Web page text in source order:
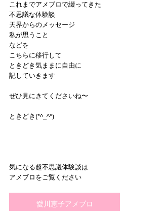
これまでアメブロで綴ってきた
不思議な体験談
天界からのメッセージ
私が思うこと
などを
こちらに移行して
ときどき気ままに自由に
記していきます
ぜひ見にきてくださいね〜
ときどき(*^_^*)
気になる超不思議体験談は
アメブロをご覧ください
愛川恵子アメブロ